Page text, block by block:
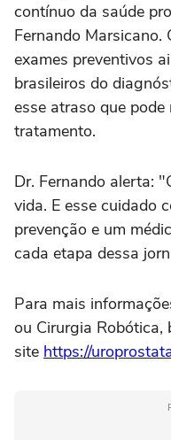
contínuo da saúde
Fernando Marsicano.
exames preventivos
brasileiros do
esse atraso que
tratamento.
Dr. Fernando alerta:
vida. E esse cuidado
prevenção e um
cada etapa dessa
Para mais
ou Cirurgia Robótica,
site https://